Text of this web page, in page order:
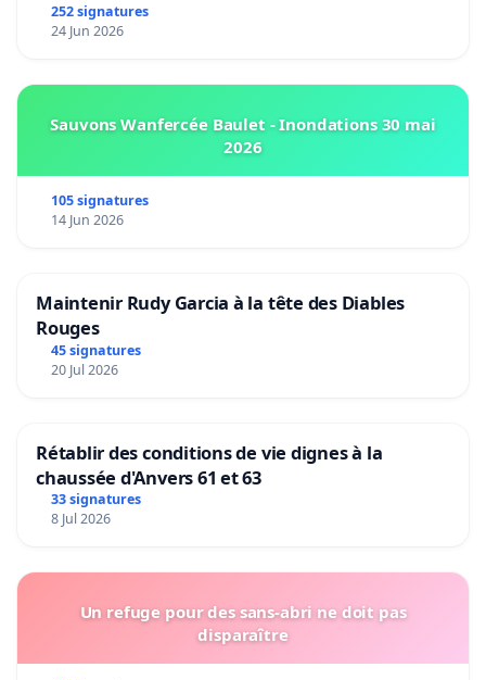
252 signatures
24 Jun 2026
Sauvons Wanfercée Baulet - Inondations 30 mai
2026
105 signatures
14 Jun 2026
Maintenir Rudy Garcia à la tête des Diables
Rouges
45 signatures
20 Jul 2026
Rétablir des conditions de vie dignes à la
chaussée d'Anvers 61 et 63
33 signatures
8 Jul 2026
Un refuge pour des sans-abri ne doit pas
disparaître